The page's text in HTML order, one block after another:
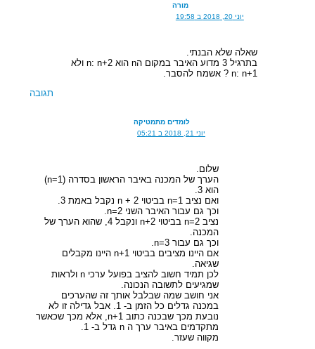
מורה
יוני 20, 2018 ב 19:58
שאלה שלא הבנתי.
בתרגיל 3 מדוע האיבר במקום הn הוא n: n+2 ולא
n: n+1 ? אשמח להסבר.
תגובה
לומדים מתמטיקה
יוני 21, 2018 ב 05:21
שלום.
הערך של המכנה באיבר הראשון בסדרה (n=1)
הוא 3.
ואם נציב n=1 בביטוי n + 2 נקבל באמת 3.
וכך גם עבור האיבר השני n=2.
נציב n=2 בביטוי n+2 ונקבל 4, שהוא הערך של
המכנה.
וכך גם עבור n=3.
אם היינו מציבים בביטוי n+1 היינו מקבלים
שגיאה.
לכן תמיד חשוב להציב בפועל ערכי n ולראות
שמגיעים לתשובה הנכונה.
אני חושב שמה שבלבל אותך זה שהערכים
במכנה גדלים כל הזמן ב- 1. אבל גדילה זו לא
נובעת מכך שבכנה כתוב n+1, אלא מכך שכאשר
מתקדמים באיבר ערך ה n גדל ב- 1.
מקווה שעזר.